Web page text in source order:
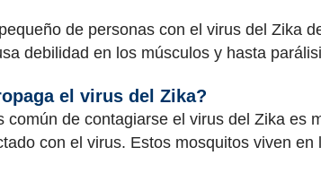
de personas con el virus del Zika
debilidad en los músculos y hasta
el virus del Zika?
común de contagiarse el virus del Zika es
con el virus. Estos mosquitos viven